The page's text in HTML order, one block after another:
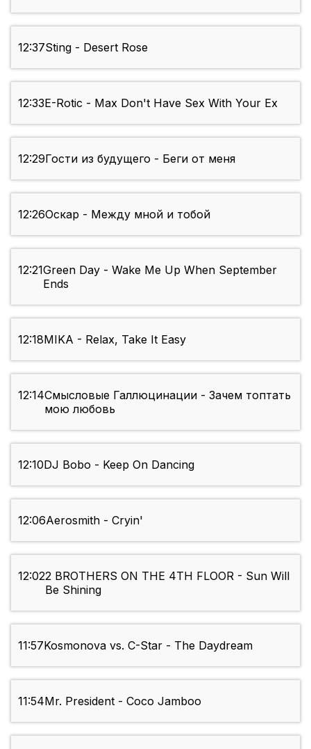
12:37Sting - Desert Rose
12:33E-Rotic - Max Don't Have Sex With Your Ex
12:29Гости из будущего - Беги от меня
12:26Оскар - Между мной и тобой
12:21Green Day - Wake Me Up When September
Ends
12:18MIKA - Relax, Take It Easy
12:14Смысловые Галлюцинации - Зачем топтать
мою любовь
12:10DJ Bobo - Keep On Dancing
12:06Aerosmith - Cryin'
12:022 BROTHERS ON THE 4TH FLOOR - Sun Will
Be Shining
11:57Kosmonova vs. C-Star - The Daydream
11:54Mr. President - Coco Jamboo